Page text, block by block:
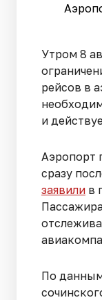
Утром 8
рейсов в
и
Аэропорт
сразу
заявили в
По